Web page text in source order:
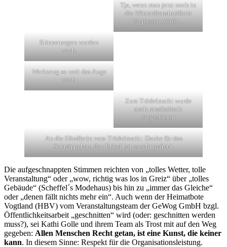
Tja, wenn man jetzt noch in
die Winterdienstuniform
reinpassen würde…
Erinnerungen wurden
wach.
Werkzeug so weit das Auge
reicht
Zum Trödelmarkt wurde
auch musikalisch
eingestimmt
An die Händlerin vom Trödelmarkt: Danke für das
Schnäppchen, den Enkel hat es sehr gefreut.
Die aufgeschnappten Stimmen reichten von „tolles Wetter, tolle
Veranstaltung“ oder „wow, richtig was los in Greiz“ über „tolles
Gebäude“ (Scheffel´s Modehaus) bis hin zu „immer das Gleiche“
oder „denen fällt nichts mehr ein“. Auch wenn der Heimatbote
Vogtland (HBV) vom Veranstaltungsteam der GeWog GmbH bzgl.
Öffentlichkeitsarbeit „geschnitten“ wird (oder: geschnitten werden
muss?), sei Kathi Golle und ihrem Team als Trost mit auf den Weg
gegeben: Allen Menschen Recht getan, ist eine Kunst, die keiner
kann. In diesem Sinne: Respekt für die Organisationsleistung.